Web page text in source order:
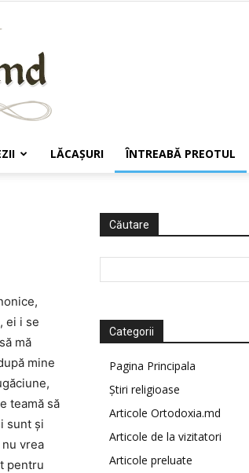
LĂCAŞURI ÎNTREABĂ PREOTUL
ei i se
mă
mine
teamă să
sunt și
vrea
pentru
Căutare
Categorii
Pagina Principala
Știri religioase
Articole Ortodoxia.md
Articole de la vizitatori
Articole preluate